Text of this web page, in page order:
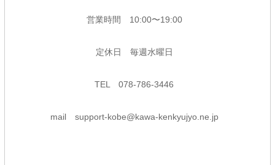
営業時間 10:00〜19:00
定休日 毎週水曜日
TEL 078-786-3446
mail support-kobe@kawa-kenkyujyo.ne.jp